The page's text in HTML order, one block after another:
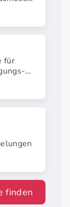
für
finden